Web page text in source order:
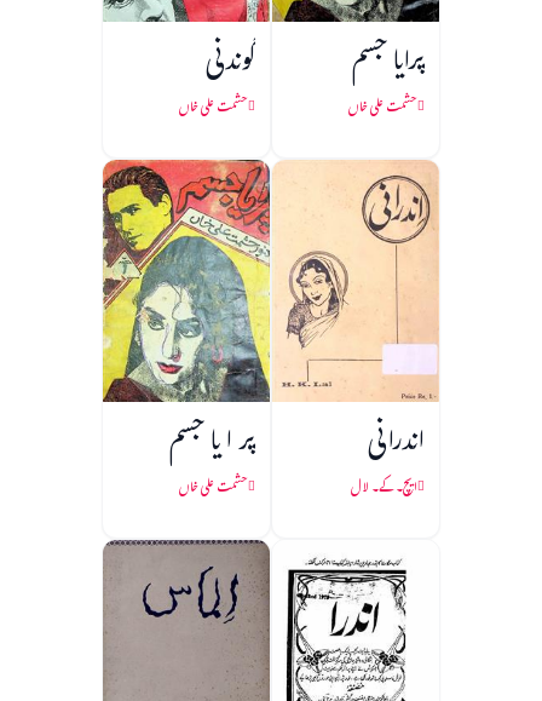
پرایا جسم
حشمت علی خاں
گوندنی
حشمت علی خاں
اندرانی
ایچ۔ کے۔ لال
پر ا یا جسم
حشمت علی خاں